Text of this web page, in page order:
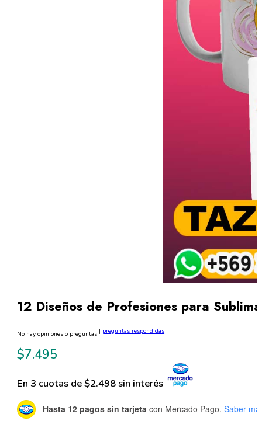
12 Diseños de Profesiones para
No hay opiniones o preguntas | preguntas respondidas
$7.495
En 3 cuotas de $2.498 sin interés
Hasta 12 pagos sin tarjeta con Mercado Pago. Saber